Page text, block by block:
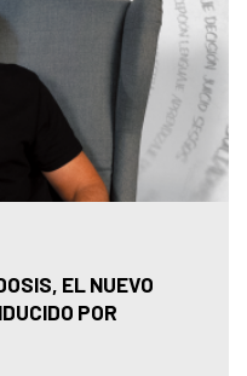
EL NUEVO
POR